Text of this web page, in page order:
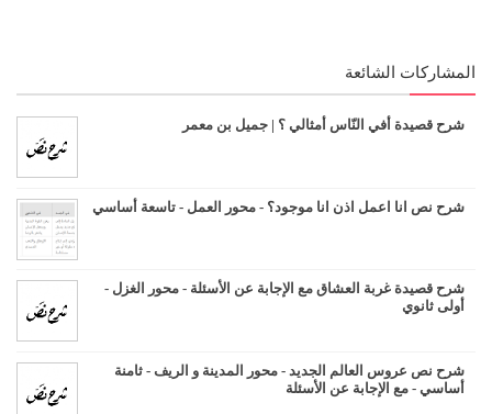
المشاركات الشائعة
شرح قصيدة أفي النّاس أمثالي ؟ | جميل بن معمر
شرح نص انا اعمل اذن انا موجود؟ - محور العمل - تاسعة أساسي
شرح قصيدة غربة العشاق مع الإجابة عن الأسئلة - محور الغزل -
أولى ثانوي
شرح نص عروس العالم الجديد - محور المدينة و الريف - ثامنة
أساسي - مع الإجابة عن الأسئلة